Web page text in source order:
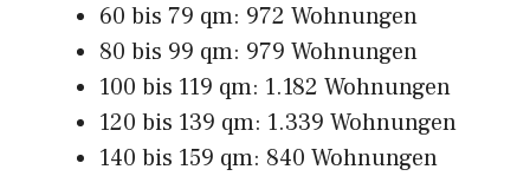
60 bis 79 qm: 972 Wohnungen
80 bis 99 qm: 979 Wohnungen
100 bis 119 qm: 1.182 Wohnungen
120 bis 139 qm: 1.339 Wohnungen
140 bis 159 qm: 840 Wohnungen